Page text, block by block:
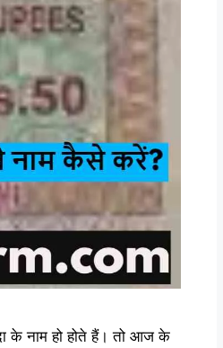
के नाम हो होते हैं। तो आज के